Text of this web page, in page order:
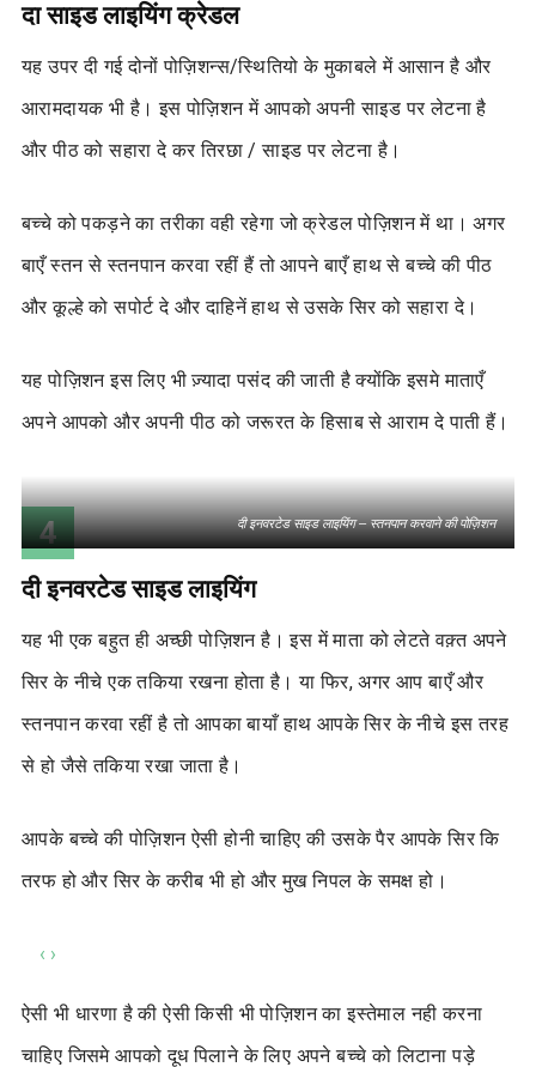
दा साइड लाइयिंग क्रेडल
यह उपर दी गई दोनों पोज़िशन्स/स्थितियो के मुकाबले में आसान है और
आरामदायक भी है। इस पोज़िशन में आपको अपनी साइड पर लेटना है
और पीठ को सहारा दे कर तिरछा / साइड पर लेटना है।
बच्चे को पकड़ने का तरीका वही रहेगा जो क्रेडल पोज़िशन में था। अगर
बाएँ स्तन से स्तनपान करवा रहीं हैं तो आपने बाएँ हाथ से बच्चे की पीठ
और कूल्हे को सपोर्ट दे और दाहिनें हाथ से उसके सिर को सहारा दे।
यह पोज़िशन इस लिए भी ज़्यादा पसंद की जाती है क्योंकि इसमे माताएँ
अपने आपको और अपनी पीठ को जरूरत के हिसाब से आराम दे पाती हैं।
4 दी इनवरटेड साइड लाइयिंग – स्तनपान करवाने की पोज़िशन
दी इनवरटेड साइड लाइयिंग
यह भी एक बहुत ही अच्छी पोज़िशन है। इस में माता को लेटते वक़्त अपने
सिर के नीचे एक तकिया रखना होता है। या फिर, अगर आप बाएँ और
स्तनपान करवा रहीं है तो आपका बायाँ हाथ आपके सिर के नीचे इस तरह
से हो जैसे तकिया रखा जाता है।
आपके बच्चे की पोज़िशन ऐसी होनी चाहिए की उसके पैर आपके सिर कि
तरफ हो और सिर के करीब भी हो और मुख निपल के समक्ष हो।
‹ ›
ऐसी भी धारणा है की ऐसी किसी भी पोज़िशन का इस्तेमाल नही करना
चाहिए जिसमे आपको दूध पिलाने के लिए अपने बच्चे को लिटाना पड़े